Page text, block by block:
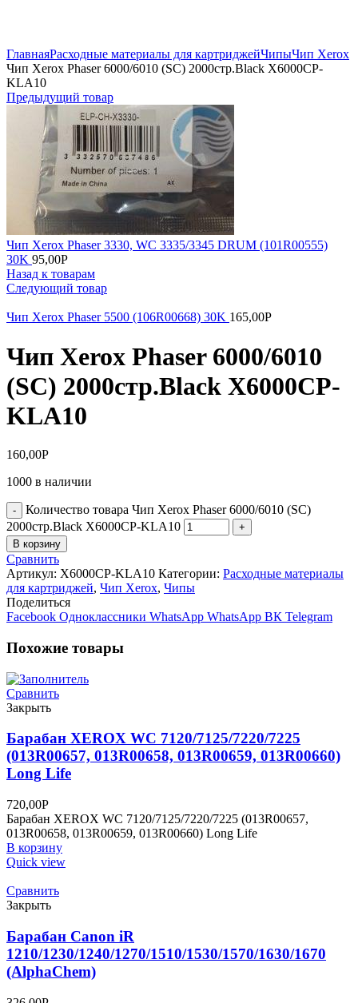
ГлавнаяРасходные материалы для картриджейЧипыЧип Xerox
Чип Xerox Phaser 6000/6010 (SC) 2000стр.Black X6000CP-
KLA10
Предыдущий товар
Чип Xerox Phaser 3330, WC 3335/3345 DRUM (101R00555)
30K 95,00Р
Назад к товарам
Следующий товар
Чип Xerox Phaser 5500 (106R00668) 30K 165,00Р
Чип Xerox Phaser 6000/6010
(SC) 2000стр.Black X6000CP-
KLA10
160,00Р
1000 в наличии
Количество товара Чип Xerox Phaser 6000/6010 (SC)
2000стр.Black X6000CP-KLA10
В корзину
Сравнить
Артикул: X6000CP-KLA10 Категории: Расходные материалы
для картриджей, Чип Xerox, Чипы
Поделиться
Facebook Одноклассники WhatsApp WhatsApp ВК Telegram
Похожие товары
Сравнить
Закрыть
Барабан XEROX WC 7120/7125/7220/7225
(013R00657, 013R00658, 013R00659, 013R00660)
Long Life
720,00Р
Барабан XEROX WC 7120/7125/7220/7225 (013R00657,
013R00658, 013R00659, 013R00660) Long Life
В корзину
Quick view
Сравнить
Закрыть
Барабан Canon iR
1210/1230/1240/1270/1510/1530/1570/1630/1670
(AlphaChem)